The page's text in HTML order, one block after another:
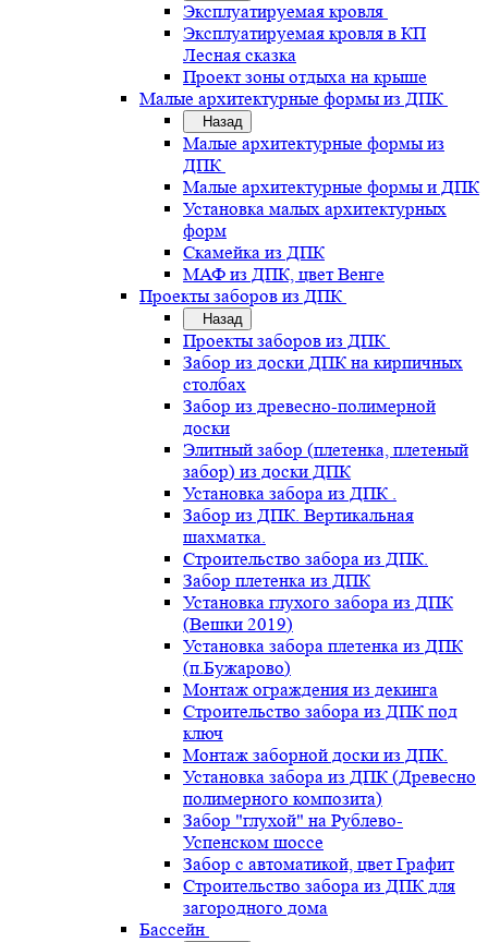
Эксплуатируемая кровля
Эксплуатируемая кровля в КП
Лесная сказка
Проект зоны отдыха на крыше
Малые архитектурные формы из ДПК
Назад
Малые архитектурные формы из
ДПК
Малые архитектурные формы и ДПК
Установка малых архитектурных
форм
Скамейка из ДПК
МАФ из ДПК, цвет Венге
Проекты заборов из ДПК
Назад
Проекты заборов из ДПК
Забор из доски ДПК на кирпичных
столбах
Забор из древесно-полимерной
доски
Элитный забор (плетенка, плетеный
забор) из доски ДПК
Установка забора из ДПК .
Забор из ДПК. Вертикальная
шахматка.
Строительство забора из ДПК.
Забор плетенка из ДПК
Установка глухого забора из ДПК
(Вешки 2019)
Установка забора плетенка из ДПК
(п.Бужарово)
Монтаж ограждения из декинга
Строительство забора из ДПК под
ключ
Монтаж заборной доски из ДПК.
Установка забора из ДПК (Древесно
полимерного композита)
Забор "глухой" на Рублево-
Успенском шоссе
Забор с автоматикой, цвет Графит
Строительство забора из ДПК для
загородного дома
Бассейн